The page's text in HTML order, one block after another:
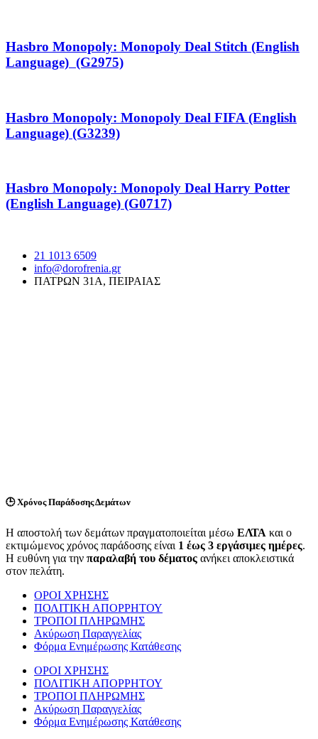
Hasbro Monopoly: Monopoly Deal Stitch (English
Language) (G2975)
Hasbro Monopoly: Monopoly Deal FIFA (English
Language) (G3239)
Hasbro Monopoly: Monopoly Deal Harry Potter
(English Language) (G0717)
21 1013 6509
info@dorofrenia.gr
ΠΑΤΡΩΝ 31Α, ΠΕΙΡΑΙΑΣ
🕒Χρόνος Παράδοσης Δεμάτων
Η αποστολή των δεμάτων πραγματοποιείται μέσω ΕΛΤΑ και ο
εκτιμώμενος χρόνος παράδοσης είναι 1 έως 3 εργάσιμες ημέρες.
Η ευθύνη για την παραλαβή του δέματος ανήκει αποκλειστικά
στον πελάτη.
ΟΡΟΙ ΧΡΗΣΗΣ
ΠΟΛΙΤΙΚΗ ΑΠΟΡΡΗΤΟΥ
ΤΡΟΠΟΙ ΠΛΗΡΩΜΗΣ
Ακύρωση Παραγγελίας
Φόρμα Ενημέρωσης Κατάθεσης
ΟΡΟΙ ΧΡΗΣΗΣ
ΠΟΛΙΤΙΚΗ ΑΠΟΡΡΗΤΟΥ
ΤΡΟΠΟΙ ΠΛΗΡΩΜΗΣ
Ακύρωση Παραγγελίας
Φόρμα Ενημέρωσης Κατάθεσης